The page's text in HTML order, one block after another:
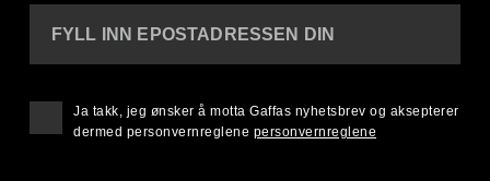
FYLL INN EPOSTADRESSEN DIN
Ja takk, jeg ønsker å motta Gaffas nyhetsbrev og aksepterer
dermed personvernreglene personvernreglene